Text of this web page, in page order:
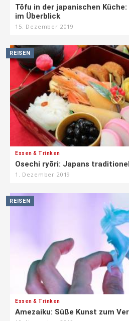
Tōfu in der japanischen
im Überblick
15. Dezember 2019
REISEN
Essen & Trinken
Osechi ryōri: Japans
1. Dezember 2019
REISEN
Essen & Trinken
Amezaiku: Süße Kunst zum